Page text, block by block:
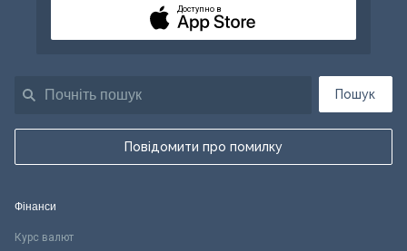
Пошук
Повідомити про помилку
Доступно в
Фінанси
Курс валют